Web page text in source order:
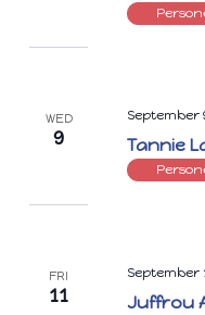
WED
9 Tannie
September
FRI
11
Juffrou
September